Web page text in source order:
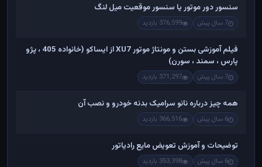
سنسور دور موتور یا سنسور موقعیت میل لنگ
7 سال پیش 376,599 بازدید
فیلم آموزشی بستن و مونتاژ موتور XU7 از ایساکو (خانواده 405 ، پژو
پارس ، سمند ، سورن)
7 سال پیش 371,297 بازدید
همه چیز درباره نانو سرامیک بدنه خودرو و نصب آن
6 سال پیش 366,516 بازدید
توضیحات و آموزش تعویض مایع رادیاتور
6 سال پیش 353,398 بازدید